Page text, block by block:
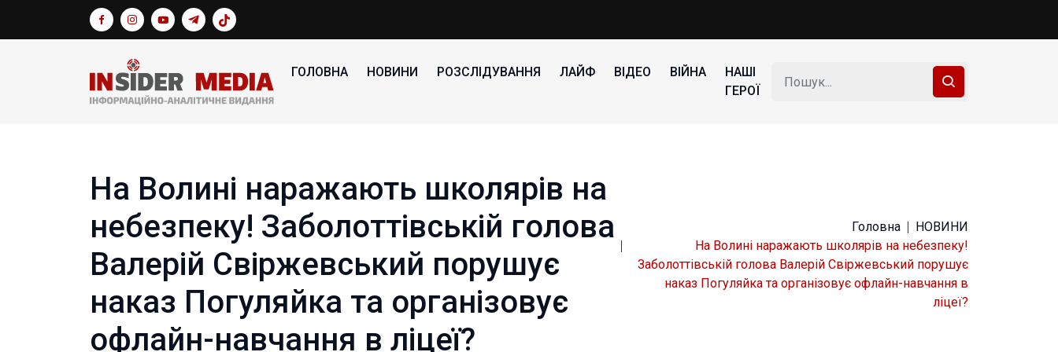
ГОЛОВНА НОВИНИ РОЗСЛІДУВАННЯ ЛАЙФ ВІДЕО ВІЙНА
НАШІ
ГЕРОЇ
На Волині наражають школярів на
небезпеку! Заболоттівській голова
Валерій Свіржевський порушує
наказ Погуляйка та організовує
офлайн-навчання в ліцеї?
Головна
НОВИНИ
На Волині наражають школярів на небезпеку!
Заболоттівській голова Валерій Свіржевський порушує
наказ Погуляйка та організовує офлайн-навчання в
ліцеї?